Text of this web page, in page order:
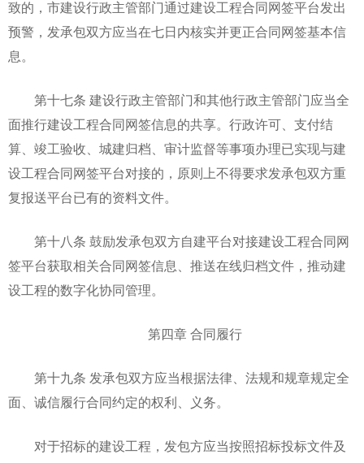
致的，市建设行政主管部门通过建设工程合同网签平台发出
预警，发承包双方应当在七日内核实并更正合同网签基本信
息。
第十七条 建设行政主管部门和其他行政主管部门应当全
面推行建设工程合同网签信息的共享。行政许可、支付结
算、竣工验收、城建归档、审计监督等事项办理已实现与建
设工程合同网签平台对接的，原则上不得要求发承包双方重
复报送平台已有的资料文件。
第十八条 鼓励发承包双方自建平台对接建设工程合同网
签平台获取相关合同网签信息、推送在线归档文件，推动建
设工程的数字化协同管理。
第四章 合同履行
第十九条 发承包双方应当根据法律、法规和规章规定全
面、诚信履行合同约定的权利、义务。
对于招标的建设工程，发包方应当按照招标投标文件及